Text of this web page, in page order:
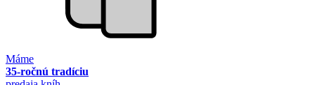
Máme
35-ročnú tradíciu